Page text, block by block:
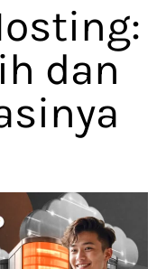
dan